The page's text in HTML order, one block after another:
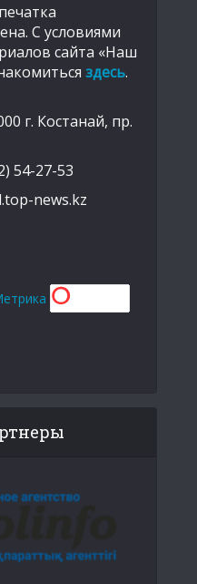
С условиями
сайта «Наш
здесь.
г. Костанай, пр.
54-27-53
news.kz